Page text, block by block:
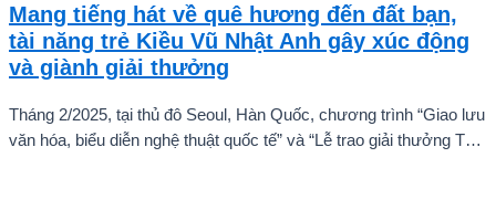
Mang tiếng hát về quê hương đến đất bạn,
tài năng trẻ Kiều Vũ Nhật Anh gây xúc động
và giành giải thưởng
Tháng 2/2025, tại thủ đô Seoul, Hàn Quốc, chương trình “Giao lưu
văn hóa, biểu diễn nghệ thuật quốc tế” và “Lễ trao giải thưởng Tài